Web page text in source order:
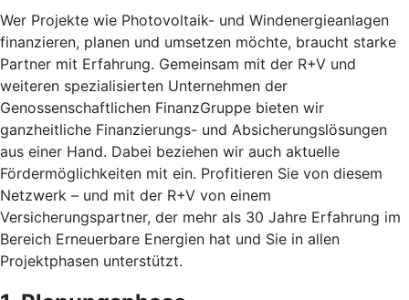
Wer Projekte wie Photovoltaik- und Windenergieanlagen
finanzieren, planen und umsetzen möchte, braucht starke
Partner mit Erfahrung. Gemeinsam mit der R+V und
weiteren spezialisierten Unternehmen der
Genossenschaftlichen FinanzGruppe bieten wir
ganzheitliche Finanzierungs- und Absicherungslösungen
aus einer Hand. Dabei beziehen wir auch aktuelle
Fördermöglichkeiten mit ein. Profitieren Sie von diesem
Netzwerk – und mit der R+V von einem
Versicherungspartner, der mehr als 30 Jahre Erfahrung im
Bereich Erneuerbare Energien hat und Sie in allen
Projektphasen unterstützt.